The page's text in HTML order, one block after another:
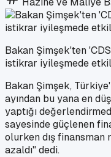
Bakan Şimşek'ten
istikrar iyileşmede
Bakan Şimşek,
ayından bu yana en
yaptığı
sayesinde güçlenen
olurken dış
azaldı" dedi.